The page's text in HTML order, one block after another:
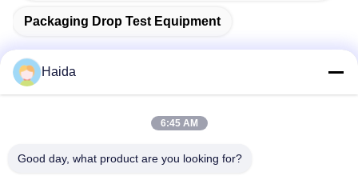
Packaging Drop Test Equipment
ঠিকানা
Haida
6:45 AM
Good day, what product are you looking for?